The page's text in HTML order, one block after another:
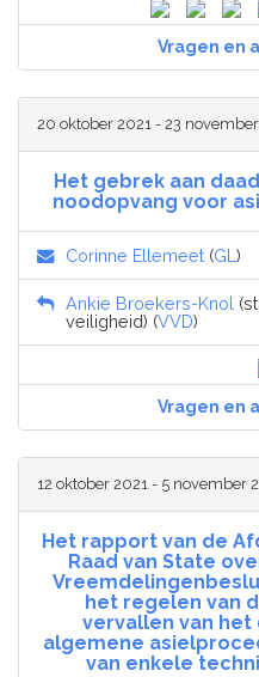
Vragen en
20 oktober 2021 - 23
Het gebrek aan
noodopvang voor
Corinne Ellemeet (GL )
Ankie Broekers-Knol
veiligheid) (VVD)
Vragen en
12 oktober 2021 - 5 november
Het rapport van de
Raad van State
het regelen van
vervallen van
algemene
van enkele